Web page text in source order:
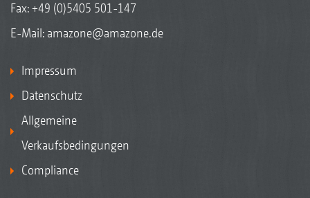
Fax: +49 (0)5405 501-147
E-Mail: amazone@amazone.de
Impressum
Datenschutz
Allgemeine
Verkaufsbedingungen
Compliance